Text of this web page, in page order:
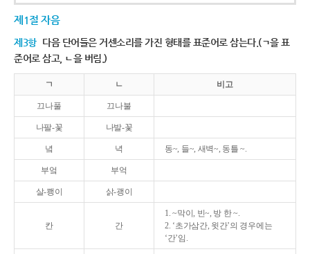
제1절 자음
제3항 다음 단어들은 거센소리를 가진 형태를 표준어로 삼는다.(ㄱ을 표
준어로 삼고, ㄴ을 버림.)
ㄱ ㄴ 비고
끄나풀 끄나불
나팔-꽃 나발-꽃
녘 녁 동~, 들~, 새벽~, 동틀 ~.
부엌 부억
살-쾡이 삵-괭이
칸 간
1. ~막이, 빈~, 방 한 ~.
2. ‘초가삼간, 윗간’의 경우에는
‘간’임.